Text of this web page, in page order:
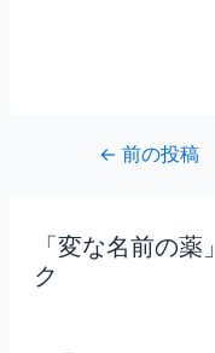
← 前の投稿
「変な名前の
ク